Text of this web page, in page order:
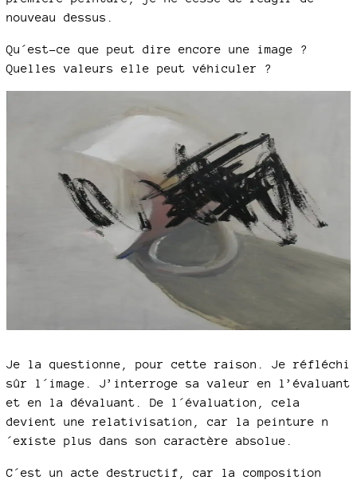
nouveau dessus.
Qu´est-ce que peut dire encore une image ?
Quelles valeurs elle peut véhiculer ?
Je la questionne, pour cette raison. Je réfléchi
sûr l´image. J’interroge sa valeur en l’évaluant
et en la dévaluant. De l´évaluation, cela
devient une relativisation, car la peinture n
´existe plus dans son caractère absolue.
C´est un acte destructif, car la composition